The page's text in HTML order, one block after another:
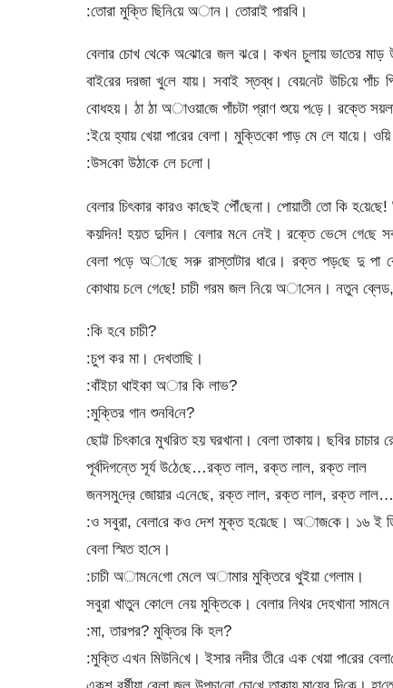
:‌তোরা মুক্তি ছি‌নি‌য়ে অান। তোরাই পার‌বি।
‌বেলার চোখ থে‌কে অ‌ঝো‌রে জল ঝ‌রে। কখন চুলায় ভা‌তের মাড়
বাই‌রের দরজা খু‌লে যায়। সবাই স্তব্ধ। বেয়‌নেট উ‌চি‌য়ে পাঁচ
বোধহয়। ঠা ঠা অাওয়া‌জে পাঁচটা প্রাণ শুয়ে প‌ড়ে। রক্তে
:ই‌য়ে হ্যায় খেয়া পা‌রের বেলা। মুক্তি‌কো পাড় মে লে যা‌য়ে।
:উস‌কো উঠা‌কে লে চ‌লো।
‌বেলার চিৎকার কারও কা‌ছেই পৌঁ‌ছেনা। পোয়াতী তো কি
কয়‌দিন! হয়ত দু‌দিন। বেলার ম‌নে নেই। রক্তে ভে‌সে গে‌ছে
বেলা প‌ড়ে অা‌ছে সরু রাস্তাটার ধা‌রে। রক্ত পড়‌ছে দু পা
কোথায় চ‌লে গে‌ছে! চাচী গরম জল নি‌য়ে অা‌সেন। নতুন
:‌কি হ‌বে চা‌চী?
:চুপ কর মা। দেখ‌তাছি।
:বাঁইচা থাইকা অার কি লাভ?
:মু‌ক্তির গান শুন‌বি‌নে?
‌ছোট্ট চিৎকা‌রে মুখ‌রিত হয় ঘরখানা। বেলা তাকায়। ছ‌বির চাচার
পূর্ব‌দিগন্তে সূর্য উ‌ঠে‌ছে…রক্ত লাল, রক্ত লাল, রক্ত লাল
জনসমু‌দ্রে জোয়ার এ‌নে‌ছে, রক্ত লাল, রক্ত লাল, রক্ত লাল…
:ও সবুরা, বেলা‌রে কও দেশ মুক্ত হ‌য়ে‌ছে। অাজ‌কে। ১৬ ই
‌বেলা স্মিত হা‌সে।
:চাচী অাম‌নে‌গো মে‌লে অামার মুক্তিরে থুইয়া গেলাম।
সবুরা খাতুন কো‌লে নেয় মুক্তি‌কে। বেলার নিথর দেহখানা
:মা, তারপর? মুক্তির কি হল?
:মুক্তি এখন মিউ‌নি‌খে। ইসার নদীর তী‌রে এক খেয়া পা‌রের